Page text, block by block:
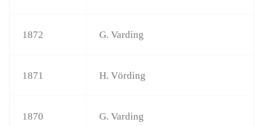
1872 G. Varding
1871 H. Vörding
1870 G. Varding